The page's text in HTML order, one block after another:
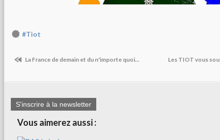
#Tiot
La France de demain et du n'importe quoi... Les TIOT vous
S'inscrire à la newsletter
Vous aimerez aussi :